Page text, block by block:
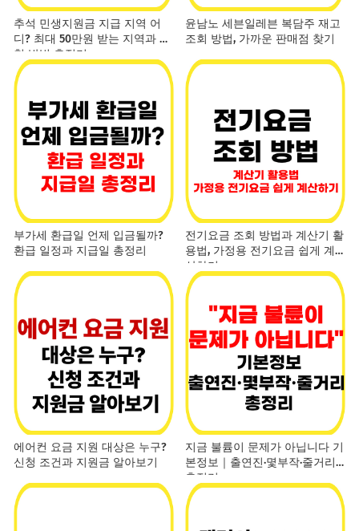
추석 민생지원금 지급 지역 어
디? 최대 50만원 받는 지역과 신
청 방법 총정리
윤남노 세븐일레븐 복담주 재고
조회 방법, 가까운 판매점 찾기
부가세 환급일 언제 입금될까?
환급 일정과 지급일 총정리
전기요금 조회 방법과 계산기 활
용법, 가정용 전기요금 쉽게 계
산하기
에어컨 요금 지원 대상은 누구?
신청 조건과 지원금 알아보기
지금 불륨이 문제가 아닙니다 기
본정보｜출연진·몇부작·줄거리
총정리